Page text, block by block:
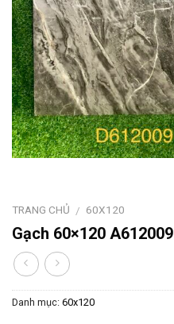
TRANG CHỦ / 60X120
Gạch 60×120 A612009
Danh mục: 60x120